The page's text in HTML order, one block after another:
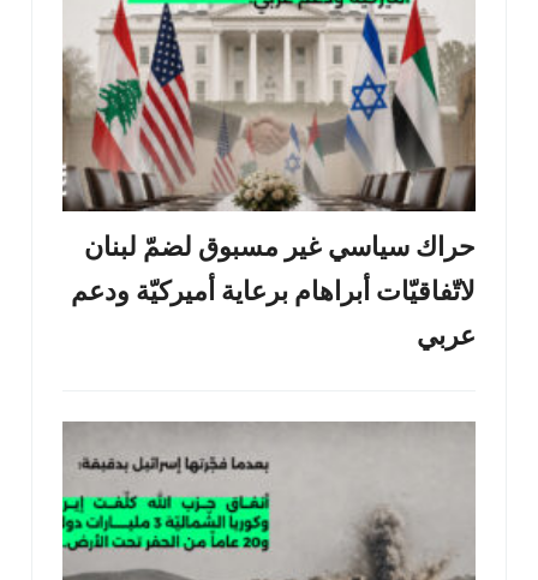
حراك سياسي غير مسبوق لضمّ لبنان
لاتّفاقيّات أبراهام برعاية أميركيّة ودعم
عربي